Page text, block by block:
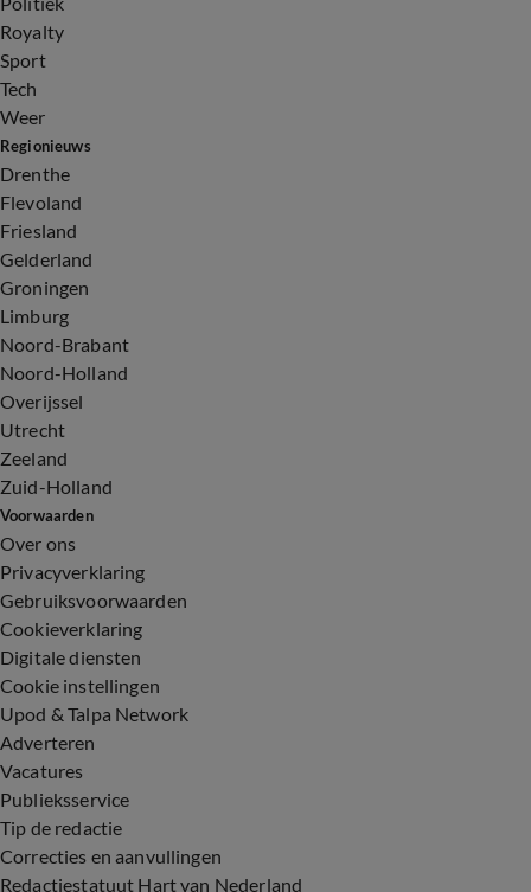
Royalty
Sport
Tech
Weer
Regionieuws
Drenthe
Flevoland
Friesland
Gelderland
Groningen
Limburg
Noord-Brabant
Noord-Holland
Overijssel
Utrecht
Zeeland
Zuid-Holland
Voorwaarden
Over ons
Privacyverklaring
Gebruiksvoorwaarden
Cookieverklaring
Digitale diensten
Cookie instellingen
Upod & Talpa Network
Adverteren
Vacatures
Publieksservice
Tip de redactie
Correcties en aanvullingen
Redactiestatuut Hart van Nederland